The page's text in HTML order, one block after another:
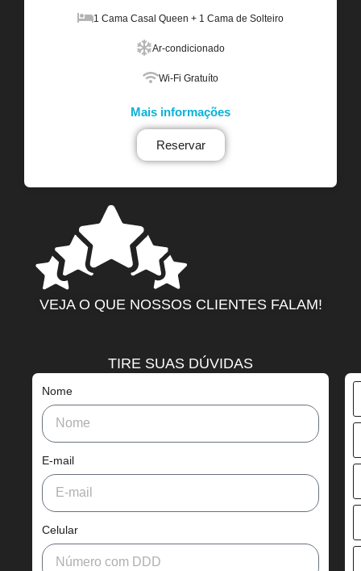
1 Cama Casal Queen + 1 Cama de Solteiro
Ar-condicionado
Wi-Fi Gratuíto
Mais informações
Reservar
VEJA O QUE NOSSOS CLIENTES FALAM!
TIRE SUAS DÚVIDAS
Nome
E-mail
Celular